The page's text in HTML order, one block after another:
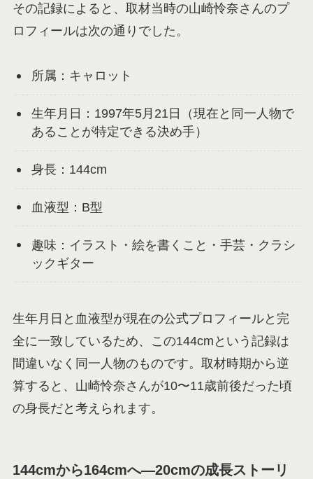
その記録によると、取材当時の山崎怜奈さんのプ
ロフィールは次の通りでした。
所属：キャロット
生年月日：1997年5月21日（現在と同一人物で
あることが特定できる決め手）
身長：144cm
血液型：B型
趣味：イラスト・絵を書くこと・手芸・クラシ
ックギター
生年月日と血液型が現在の公式プロフィールと完
全に一致しているため、この144cmという記録は
間違いなく同一人物のものです。取材時期から逆
算すると、山崎怜奈さんが10〜11歳前後だった頃
の身長だと考えられます。
144cmから164cmへ―20cmの成長ストーリ